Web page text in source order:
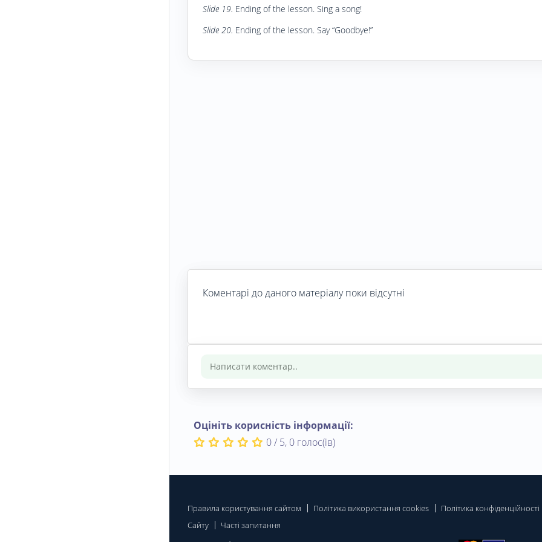
Slide 19. Ending of the lesson. Sing a song!
Slide 20. Ending of the lesson. Say “Goodbye!”
Коментарі до даного матеріалу поки відсутні
Оцініть корисність інформації:
0 / 5, 0 голос(ів)
Правила користування сайтом Політика використання cookies Політика конфіденційності
Сайту
Часті запитання